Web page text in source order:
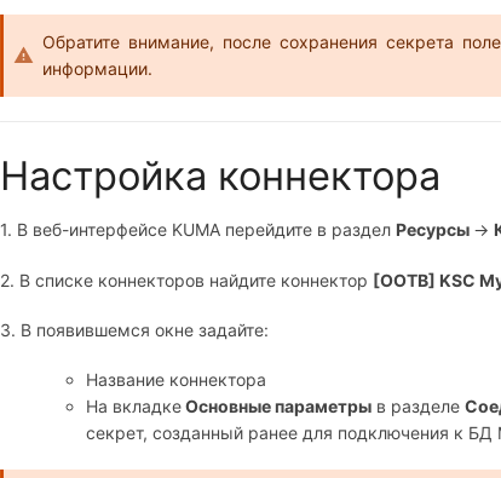
Обратите внимание, после сохранения секрета
информации.
Настройка коннектора
1. В веб-интерфейсе KUMA перейдите в раздел Ресурсы →
2. В списке коннекторов найдите коннектор [OOTB] KSC
3. В появившемся окне задайте:
Название коннектора
На вкладкеОсновные параметрыв разделе
секрет, созданный ранее для подключения к БД